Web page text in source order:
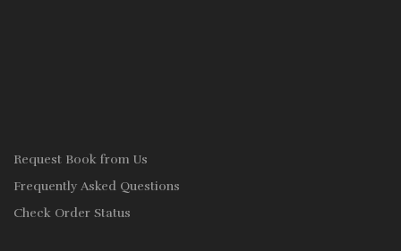
Request Book from Us
Frequently Asked Questions
Check Order Status